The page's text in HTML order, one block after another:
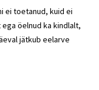
ei toetanud, kuid ei
öelnud ka kindlalt,
jätkub eelarve